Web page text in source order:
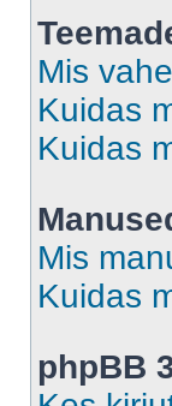
Mis
Kuidas
Kuidas
Mis
Kuidas
phpBB